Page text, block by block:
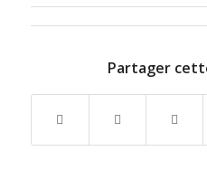
Partager